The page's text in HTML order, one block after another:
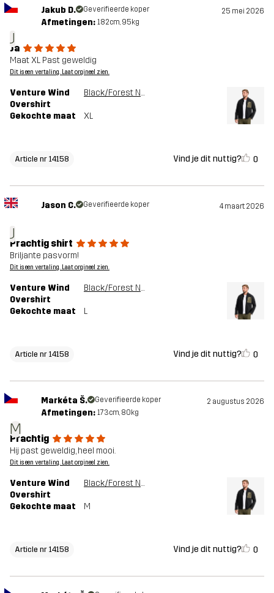
J
Jakub D. Geverifieerde koper 25 mei 2026
Afmetingen: 182cm, 95kg
Ja
Maat XL Past geweldig
Dit is een vertaling. Laat orgineel zien.
Venture Wind
Overshirt
Black/Forest Night
Gekochte maat XL
Article nr 14158 Vind je dit nuttig? 0
J
Jason C. Geverifieerde koper 4 maart 2026
Prachtig shirt
Briljante pasvorm!
Dit is een vertaling. Laat orgineel zien.
Venture Wind
Overshirt
Black/Forest Night
Gekochte maat L
Article nr 14158 Vind je dit nuttig? 0
M
Markéta Š. Geverifieerde koper 2 augustus 2026
Afmetingen: 173cm, 80kg
Prachtig
Hij past geweldig, heel mooi.
Dit is een vertaling. Laat orgineel zien.
Venture Wind
Overshirt
Black/Forest Night
Gekochte maat M
Article nr 14158 Vind je dit nuttig? 0